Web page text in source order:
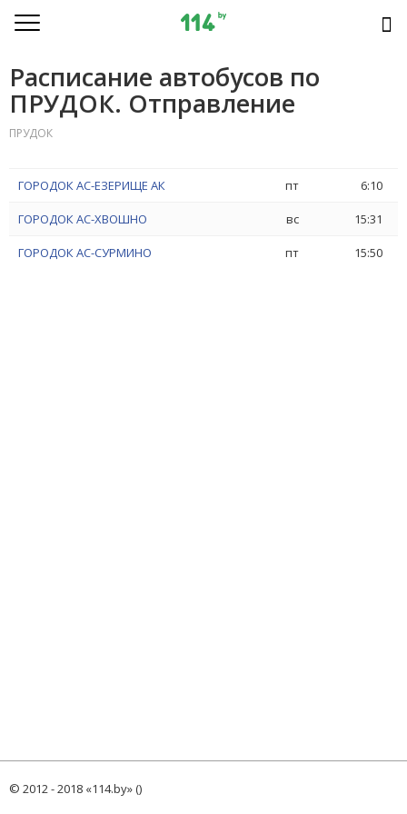
Расписание автобусов по
ПРУДОК. Отправление
ПРУДОК
ГОРОДОК АС-ЕЗЕРИЩЕ АК пт 6:10
ГОРОДОК АС-ХВОШНО вс 15:31
ГОРОДОК АС-СУРМИНО пт 15:50
© 2012 - 2018 «114.by» ()